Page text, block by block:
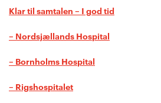
Klar til samtalen – I god tid
– Nordsjællands Hospital
– Bornholms Hospital
– Rigshospitalet